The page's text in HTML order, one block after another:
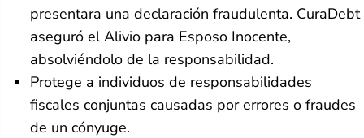
presentara una declaración fraudulenta. CuraDebt
aseguró el Alivio para Esposo Inocente,
absolviéndolo de la responsabilidad.
Protege a individuos de responsabilidades
fiscales conjuntas causadas por errores o fraudes
de un cónyuge.